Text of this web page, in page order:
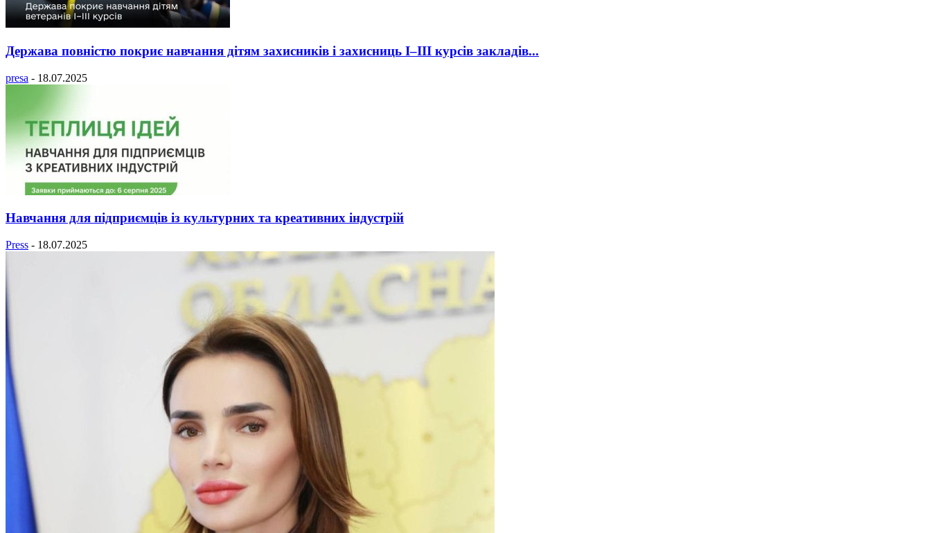
Держава повністю покриє навчання дітям захисників і захисниць І–III курсів закладів...
presa - 18.07.2025
Навчання для підприємців із культурних та креативних індустрій
Press - 18.07.2025